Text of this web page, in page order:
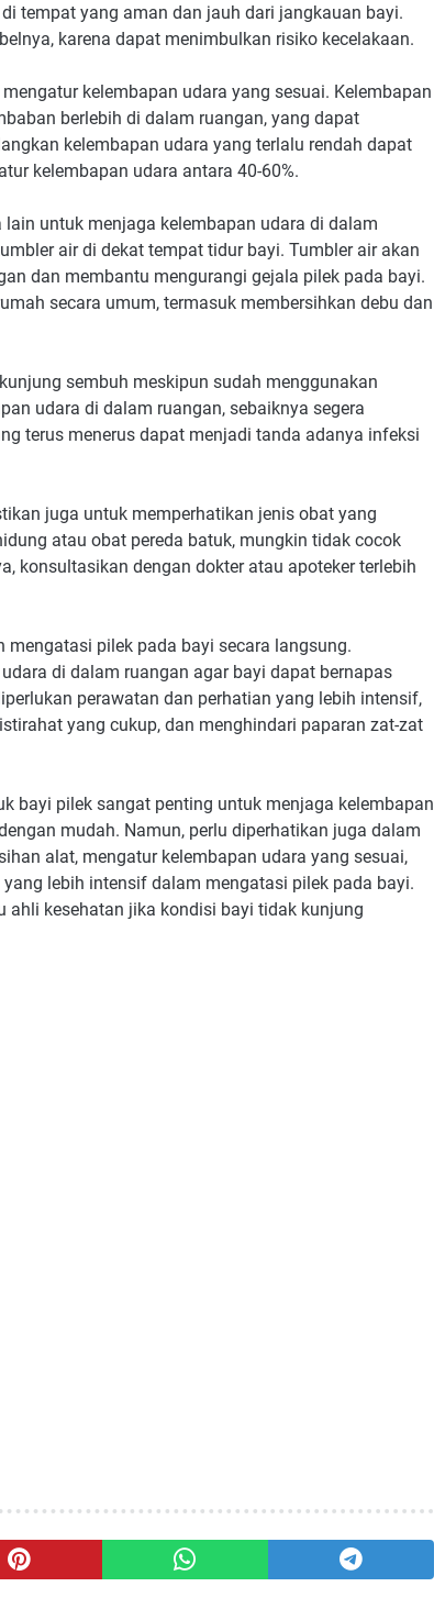
tempat yang aman dan jauh dari jangkauan bayi.
karena dapat menimbulkan risiko kecelakaan.
kelembapan udara yang sesuai. Kelembapan
berlebih di dalam ruangan, yang dapat
kelembapan udara yang terlalu rendah dapat
kelembapan udara antara 40-60%.
untuk menjaga kelembapan udara di dalam
air di dekat tempat tidur bayi. Tumbler air akan
dan membantu mengurangi gejala pilek pada bayi.
secara umum, termasuk membersihkan debu dan
sembuh meskipun sudah menggunakan
udara di dalam ruangan, sebaiknya segera
terus menerus dapat menjadi tanda adanya infeksi
juga untuk memperhatikan jenis obat yang
atau obat pereda batuk, mungkin tidak cocok
konsultasikan dengan dokter atau apoteker terlebih
pilek pada bayi secara langsung.
di dalam ruangan agar bayi dapat bernapas
perawatan dan perhatian yang lebih intensif,
yang cukup, dan menghindari paparan zat-zat
bayi pilek sangat penting untuk menjaga kelembapan
mudah. Namun, perlu diperhatikan juga dalam
alat, mengatur kelembapan udara yang sesuai,
lebih intensif dalam mengatasi pilek pada bayi.
ahli kesehatan jika kondisi bayi tidak kunjung